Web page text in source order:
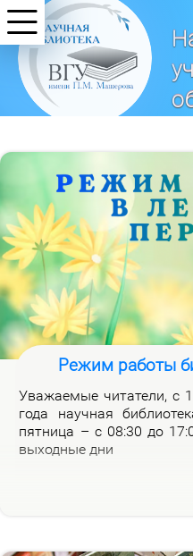
имени П. М.
Режим работы
Ува­жа­е­мые чи­та­те­ли, с
го­да на­уч­ная
пят­ни­ца – с 08:30 до
вы­ход­ные дни